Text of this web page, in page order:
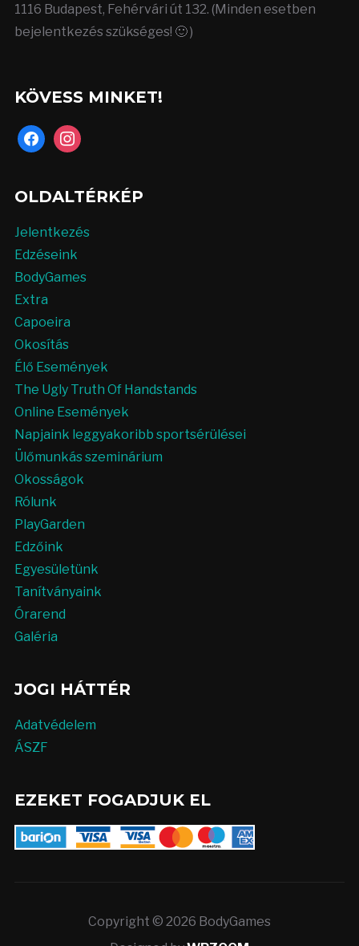
1116 Budapest, Fehérvári út 132. (Minden esetben
bejelentkezés szükséges! 🙂 )
KÖVESS MINKET!
facebookinstagram
OLDALTÉRKÉP
Jelentkezés
Edzéseink
BodyGames
Extra
Capoeira
Okosítás
Élő Események
The Ugly Truth Of Handstands
Online Események
Napjaink leggyakoribb sportsérülései
Ülőmunkás szeminárium
Okosságok
Rólunk
PlayGarden
Edzőink
Egyesületünk
Tanítványaink
Órarend
Galéria
JOGI HÁTTÉR
Adatvédelem
ÁSZF
EZEKET FOGADJUK EL
Copyright © 2026 BodyGames